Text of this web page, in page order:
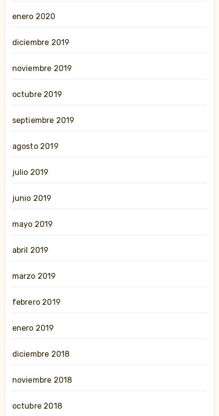
enero 2020
diciembre 2019
noviembre 2019
octubre 2019
septiembre 2019
agosto 2019
julio 2019
junio 2019
mayo 2019
abril 2019
marzo 2019
febrero 2019
enero 2019
diciembre 2018
noviembre 2018
octubre 2018